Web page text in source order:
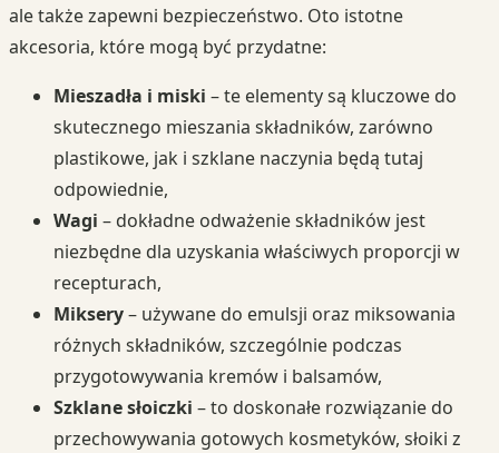
ale także zapewni bezpieczeństwo. Oto istotne
akcesoria, które mogą być przydatne:
Mieszadła i miski – te elementy są kluczowe do
skutecznego mieszania składników, zarówno
plastikowe, jak i szklane naczynia będą tutaj
odpowiednie,
Wagi – dokładne odważenie składników jest
niezbędne dla uzyskania właściwych proporcji w
recepturach,
Miksery– używane do emulsji oraz miksowania
różnych składników, szczególnie podczas
przygotowywania kremów i balsamów,
Szklane słoiczki – to doskonałe rozwiązanie do
przechowywania gotowych kosmetyków, słoiki z